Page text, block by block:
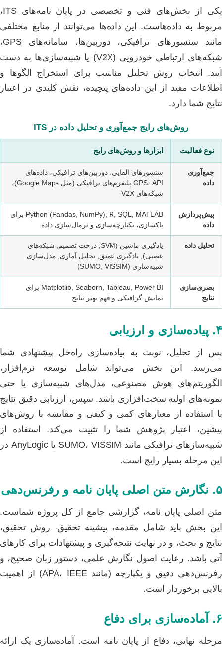
یکی از بخش‌های فنی و تخصصی در پایان نامه‌های ITS،
مربوط به داده‌هاست. این داده‌ها می‌توانند از منابع مختلفی
مانند سنسورهای ترافیکی، دوربین‌ها، سامانه‌های GPS،
شبکه‌های ارتباطی خودرویی (V2X) یا شبیه‌سازی‌ها به دست
آیند. انتخاب روش تحلیل مناسب برای استخراج الگوها و
اطلاعات مفید از این داده‌های پیچیده، نقش کلیدی در اعتبار
نتایج شما دارد.
روش‌های رایج جمع‌آوری و تحلیل داده در ITS
نوع فعالیت ابزارها و روش‌های رایج
جمع‌آوری
داده
سنسورهای القایی، دوربین‌های ترافیکی، داده‌های
GPS، API پلتفرم‌های ترافیکی (مثل Google Maps)،
شبکه‌های V2X
پیش‌پردازش
داده
Python (Pandas, NumPy), R, SQL, MATLAB برای
پاکسازی، یکپارچه‌سازی و نرمال‌سازی داده
تحلیل داده
یادگیری ماشین (SVM, درخت تصمیم, شبکه‌های
عصبی), یادگیری عمیق, تحلیل آماری, مدل‌سازی
شبیه‌سازی (SUMO, VISSIM)
بصری‌سازی
نتایج
Matplotlib, Seaborn, Tableau, Power BI برای
نمایش گرافیکی و فهم بهتر نتایج
۴. پیاده‌سازی و ارزیابی
پس از تحلیل، نوبت به پیاده‌سازی راه‌حل پیشنهادی شما
می‌رسد. این بخش می‌تواند شامل توسعه نرم‌افزار،
الگوریتم‌های هوش مصنوعی، مدل‌های شبیه‌سازی یا حتی
نمونه‌های اولیه سخت‌افزاری باشد. سپس، ارزیابی دقیق نتایج
با استفاده از معیارهای کمی و کیفی و مقایسه با روش‌های
پیشین، اعتبار پژوهش شما را تثبیت می‌کند. استفاده از
شبیه‌سازهای ترافیکی مانند SUMO، VISSIM یا AnyLogic در
این مرحله بسیار رایج است.
۵. نگارش متن اصلی پایان نامه و رفرنس‌دهی
متن اصلی پایان نامه، گزارشی جامع از کل پروژه شماست.
این بخش باید شامل مقدمه، پیشینه تحقیق، روش تحقیق،
نتایج و بحث، و در نهایت نتیجه‌گیری و پیشنهادات برای کارهای
آتی باشد. رعایت اصول نگارش علمی، دستور زبان صحیح، و
رفرنس‌دهی دقیق و یکپارچه (مانند APA، IEEE) از اهمیت
بالایی برخوردار است.
۶. آماده‌سازی برای دفاع
مرحله نهایی، دفاع از پایان نامه است. آماده‌سازی یک ارائه